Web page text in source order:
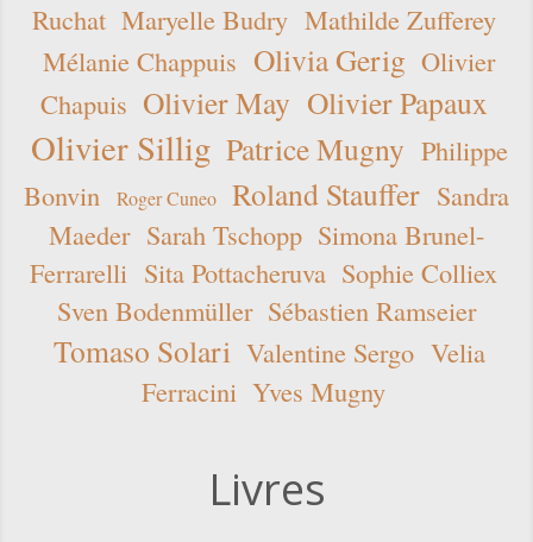
Ruchat Maryelle Budry Mathilde Zufferey
Mélanie Chappuis Olivia Gerig Olivier
Chapuis Olivier May Olivier Papaux
Olivier Sillig Patrice Mugny Philippe
Bonvin
Roger Cuneo Roland Stauffer Sandra
Maeder Sarah Tschopp Simona Brunel-
Ferrarelli Sita Pottacheruva Sophie Colliex
Sven Bodenmüller Sébastien Ramseier
Tomaso Solari Valentine Sergo Velia
Ferracini Yves Mugny
Livres